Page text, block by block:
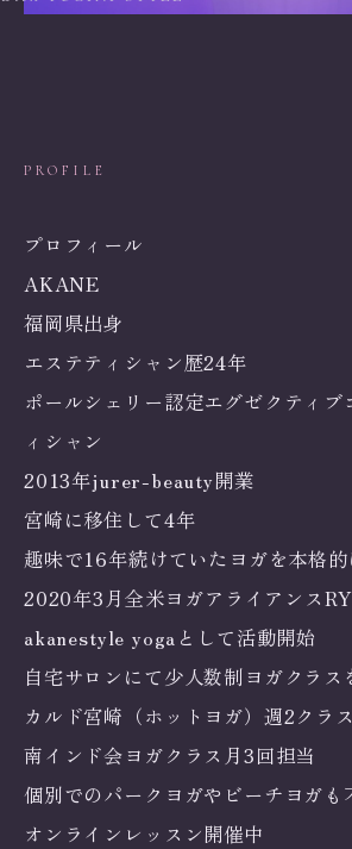
PROFILE
プロフィール
AKANE
福岡県出身
エステティシャン歴24年
ポールシェリー認定エグゼクティブ
ィシャン
2013年jurer-beauty開業
宮崎に移住して4年
趣味で16年続けていたヨガを本格
2020年3月全米ヨガアライアンス
akanestyle yogaとして活動開始
自宅サロンにて少人数制ヨガクラス
カルド宮崎（ホットヨガ）週2クラ
南インド会ヨガクラス月3回担当
個別でのパークヨガやビーチヨガも
オンラインレッスン開催中